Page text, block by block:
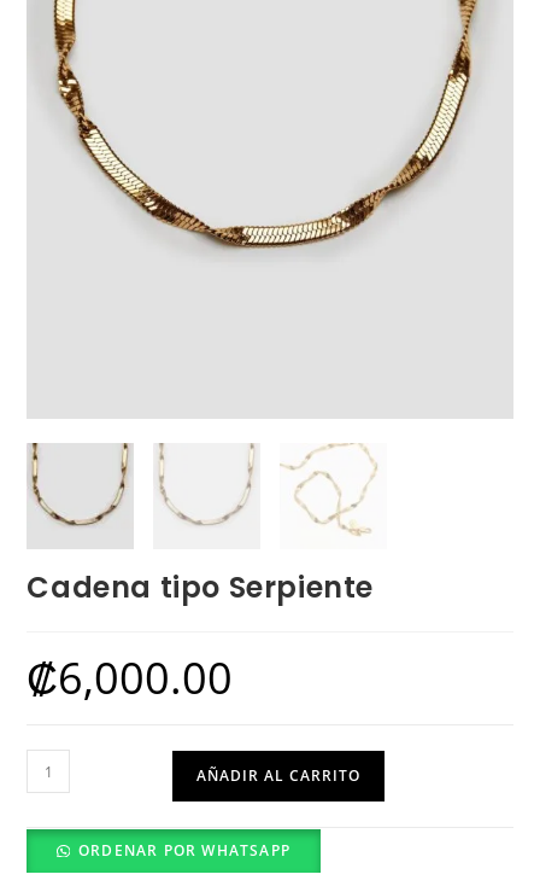
Cadena tipo Serpiente
₡6,000.00
Cadena
tipo
Serpiente
cantidad
AÑADIR AL CARRITO
ORDENAR POR WHATSAPP